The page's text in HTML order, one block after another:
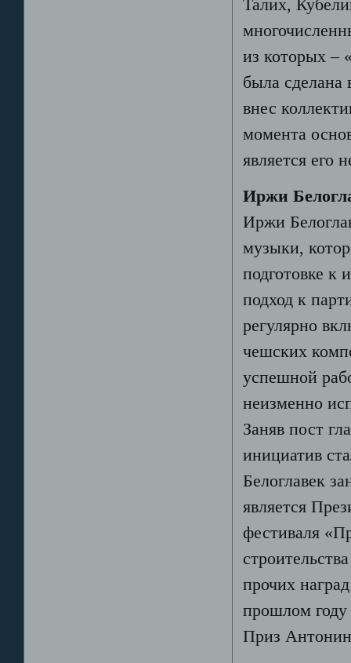
Талих,
из которых –
была
внес
момента
является его
Иржи
Иржи
музыки,
подготовке к
подход к
регулярно
чешских
успешной
неизменно
Заняв пост
инициатив
Белоглавек
является
фестиваля
прочих
прошлом
Приз